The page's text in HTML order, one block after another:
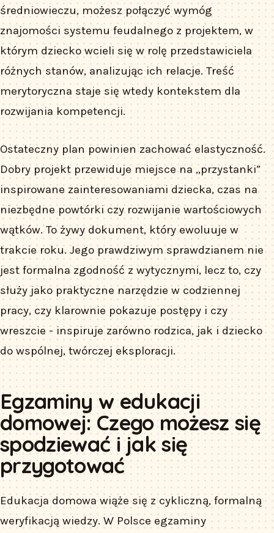
średniowieczu, możesz połączyć wymóg
znajomości systemu feudalnego z projektem, w
którym dziecko wcieli się w rolę przedstawiciela
różnych stanów, analizując ich relacje. Treść
merytoryczna staje się wtedy kontekstem dla
rozwijania kompetencji.
Ostateczny plan powinien zachować elastyczność.
Dobry projekt przewiduje miejsce na „przystanki”
inspirowane zainteresowaniami dziecka, czas na
niezbędne powtórki czy rozwijanie wartościowych
wątków. To żywy dokument, który ewoluuje w
trakcie roku. Jego prawdziwym sprawdzianem nie
jest formalna zgodność z wytycznymi, lecz to, czy
służy jako praktyczne narzędzie w codziennej
pracy, czy klarownie pokazuje postępy i czy
wreszcie - inspiruje zarówno rodzica, jak i dziecko
do wspólnej, twórczej eksploracji.
Egzaminy w edukacji
domowej: Czego możesz się
spodziewać i jak się
przygotować
Edukacja domowa wiąże się z cykliczną, formalną
weryfikacją wiedzy. W Polsce egzaminy